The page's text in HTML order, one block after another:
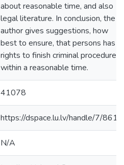
about reasonable time, and also
legal literature. In conclusion, the
author gives suggestions, how
best to ensure, that persons has
rights to finish criminal procedure
within a reasonable time.
41078
https://dspace.lu.lv/handle/7/8615
N/A